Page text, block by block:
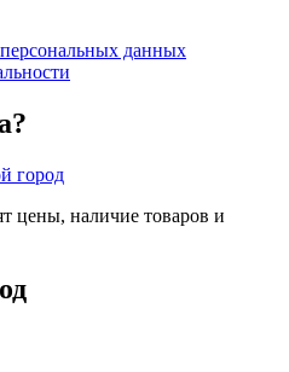
данных
город
цены, наличие товаров и